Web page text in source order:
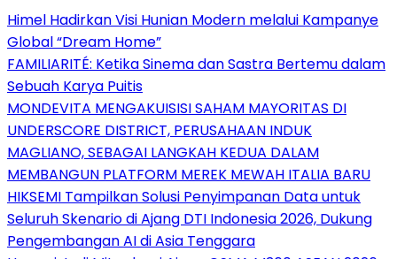
Himel Hadirkan Visi Hunian Modern melalui Kampanye
Global “Dream Home”
FAMILIARITÉ: Ketika Sinema dan Sastra Bertemu dalam
Sebuah Karya Puitis
MONDEVITA MENGAKUISISI SAHAM MAYORITAS DI
UNDERSCORE DISTRICT, PERUSAHAAN INDUK
MAGLIANO, SEBAGAI LANGKAH KEDUA DALAM
MEMBANGUN PLATFORM MEREK MEWAH ITALIA BARU
HIKSEMI Tampilkan Solusi Penyimpanan Data untuk
Seluruh Skenario di Ajang DTI Indonesia 2026, Dukung
Pengembangan AI di Asia Tenggara